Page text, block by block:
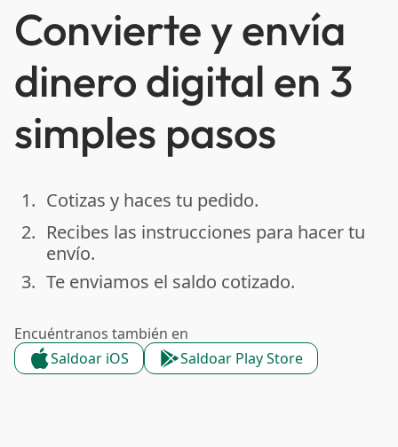
Convierte y envía
dinero digital en 3
simples pasos
done
1. Cotizas y haces tu pedido.
done
2. Recibes las instrucciones para hacer tu
envío.
done
3. Te enviamos el saldo cotizado.
Encuéntranos también en
Saldoar iOS
Saldoar Play Store